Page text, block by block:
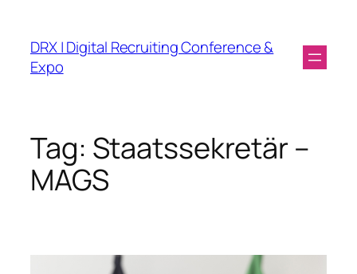
DRX | Digital Recruiting Conference &
Expo
Tag: Staatssekretär –
MAGS